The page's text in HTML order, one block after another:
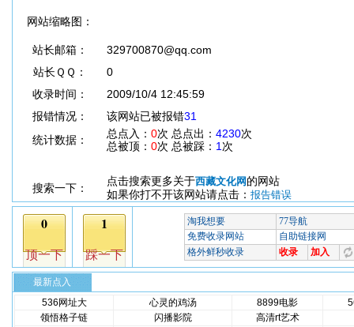
网站缩略图：
站长邮箱：
329700870@qq.com
站长ＱＱ：
0
收录时间：
2009/10/4 12:45:59
报错情况：
该网站已被报错31
统计数据：
总点入： 0次 总点出： 4230次
总被顶： 0次 总被踩： 1 次
搜索一下：
点击搜索更多关于西藏文化网 的网站
如果你打不开该网站请点击： 报告错误
最新点入
536网址大
心灵的鸡汤 8899电影
领悟格子链
闪播影院
高清rt艺术